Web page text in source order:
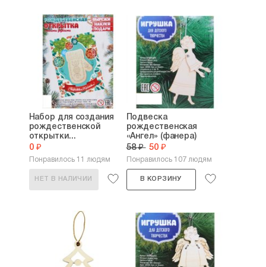
Набор для создания
рождественской
открытки...
0 ₽
Понравилось 11 людям
НЕТ В НАЛИЧИИ
Подвеска
рождественская
«Ангел» (фанера)
58 ₽ 50 ₽
Понравилось 107 людям
В КОРЗИНУ